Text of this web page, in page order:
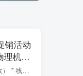
销活动
理机活
略贵
* 八折优惠码：20200820OFF （续费有效） * 线路接入：CN2、CU、CMI、HGC、KT等，中国方向直连优化 * 测试IP：45.136.13.254 支付支持：Alipay、银联、PayPal(支持中国内地) 货币支持...